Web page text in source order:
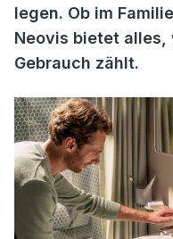
legen. Ob im
Neovis bietet alles,
Gebrauch zählt.